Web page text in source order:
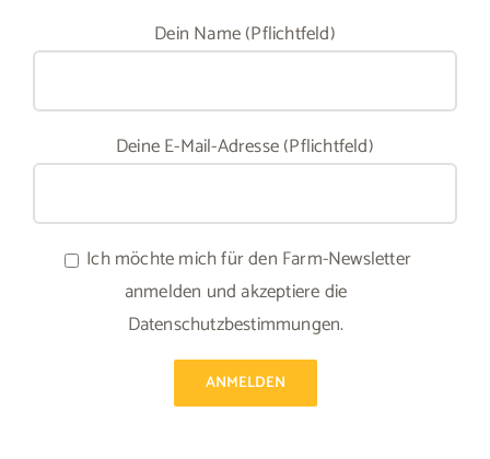
Dein Name (Pflichtfeld)
Deine E-Mail-Adresse (Pflichtfeld)
Ich möchte mich für den Farm-Newsletter
anmelden und akzeptiere die
Datenschutzbestimmungen.